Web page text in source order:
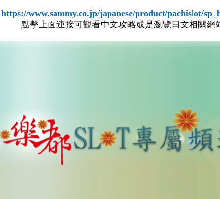
https://www.sammy.co.jp/japanese/product/pachislot/
點擊上面連接可觀看中文攻略或是瀏覽日文相關網